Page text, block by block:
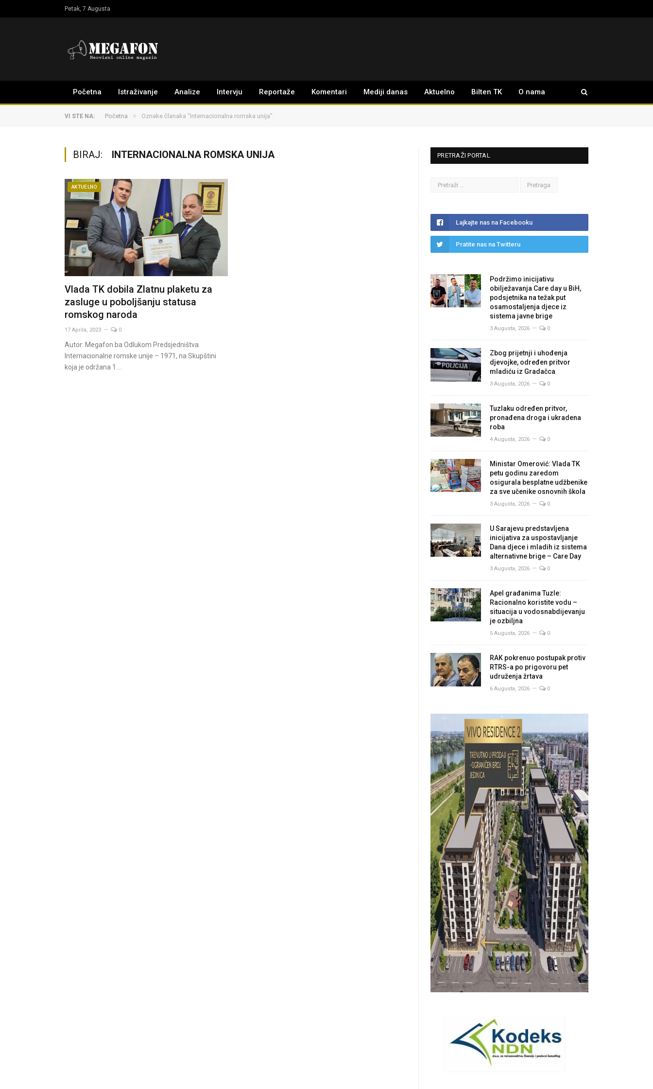
Petak, 7 Augusta
Početna Istraživanje Analize Intervju Reportaže Komentari Mediji danas Aktuelno Bilten TK O nama
VI STE NA: Početna » Oznake članaka "Internacionalna romska unija"
BIRAJ: INTERNACIONALNA ROMSKA UNIJA
AKTUELNO
Vlada TK dobila Zlatnu plaketu za
zasluge u poboljšanju statusa
romskog naroda
17 Aprila, 2023 0
Autor: Megafon.ba Odlukom Predsjedništva
Internacionalne romske unije – 1971, na Skupštini
koja je održana 1.…
PRETRAŽI PORTAL
Lajkajte nas na Facebooku
Pratite nas na Twitteru
Podržimo inicijativu
obilježavanja Care day u BiH,
podsjetnika na težak put
osamostaljenja djece iz
sistema javne brige
3 Augusta, 2026 0
Zbog prijetnji i uhođenja
djevojke, određen pritvor
mladiću iz Gradačca
3 Augusta, 2026 0
Tuzlaku određen pritvor,
pronađena droga i ukradena
roba
4 Augusta, 2026 0
Ministar Omerović: Vlada TK
petu godinu zaredom
osigurala besplatne udžbenike
za sve učenike osnovnih škola
3 Augusta, 2026 0
U Sarajevu predstavljena
inicijativa za uspostavljanje
Dana djece i mladih iz sistema
alternativne brige – Care Day
3 Augusta, 2026 0
Apel građanima Tuzle:
Racionalno koristite vodu –
situacija u vodosnabdijevanju
je ozbiljna
5 Augusta, 2026 0
RAK pokrenuo postupak protiv
RTRS-a po prigovoru pet
udruženja žrtava
6 Augusta, 2026 0